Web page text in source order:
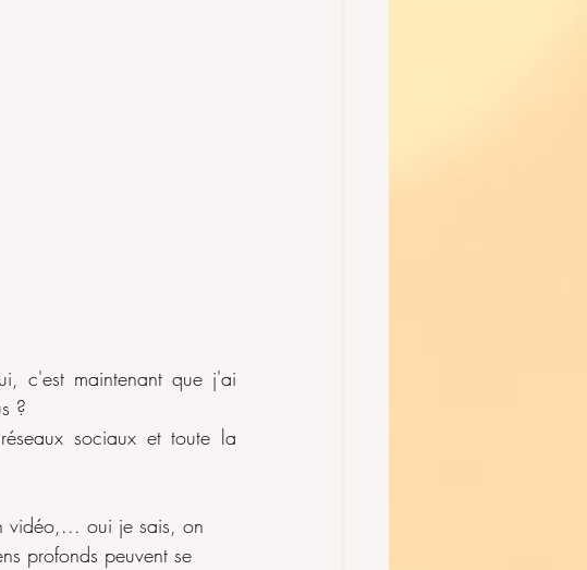
c'est maintenant que j'ai
?
sociaux et toute la
vidéo,... oui je sais, on
profonds peuvent se